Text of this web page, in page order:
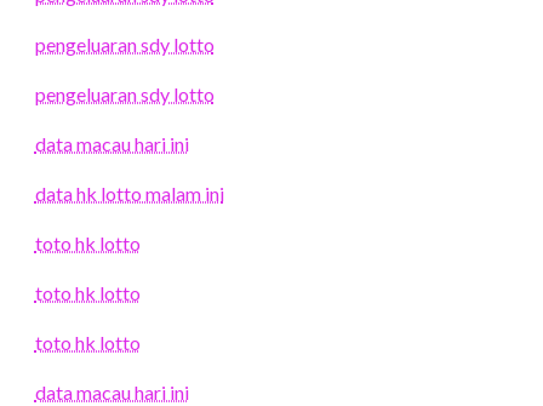
pengeluaran sdy lotto
pengeluaran sdy lotto
data macau hari ini
data hk lotto malam ini
toto hk lotto
toto hk lotto
toto hk lotto
data macau hari ini